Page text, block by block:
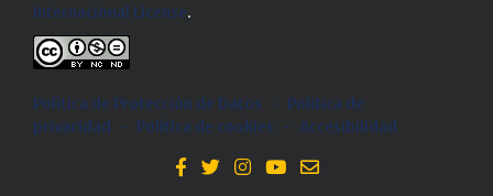
Internacional License.
Política de Protección de Datos -
Politica de
privacidad
- Política de cookies - Accesibilidad